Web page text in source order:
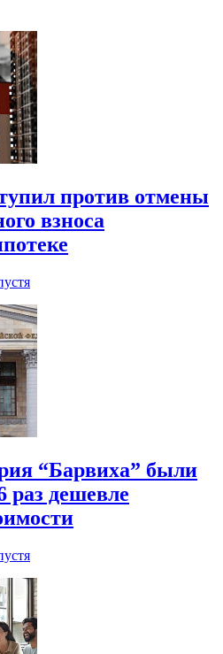
против отмены
взноса
“Барвиха” были
раз дешевле